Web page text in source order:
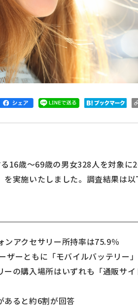
16歳～69歳の男女328人を対象
実施いたしました。調査結果は以
アクセサリー所持率は75.9％
ーともに「モバイルバッテリー
の購入場所はいずれも「通販サイ
ると約6割が回答